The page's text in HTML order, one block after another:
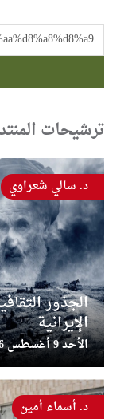
ترشيحات
الجذور
الإيرانية
الأحد 9 أغسطس 2026 - 11:02:23
د. سالي شعراوي
د. أسماء أمين